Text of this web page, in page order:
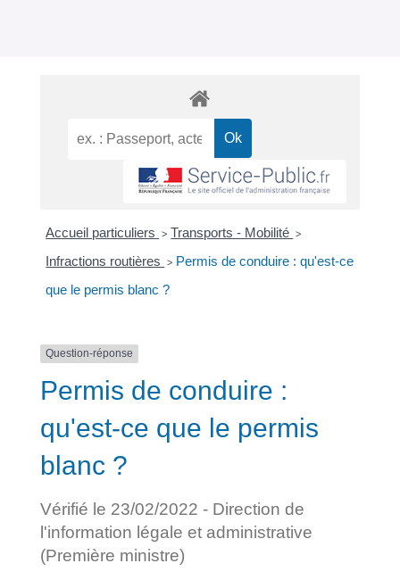
Accueil particuliers > Transports - Mobilité >
Infractions routières > Permis de conduire : qu'est-ce
que le permis blanc ?
Question-réponse
Permis de conduire :
qu'est-ce que le permis
blanc ?
Vérifié le 23/02/2022 - Direction de
l'information légale et administrative
(Première ministre)